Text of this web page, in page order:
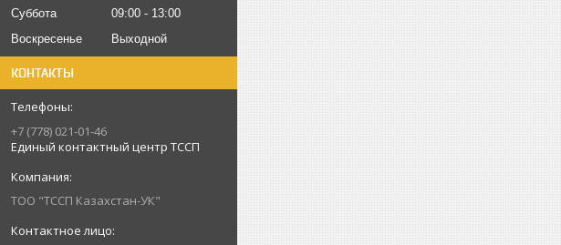
Суббота
09:00
13:00
Воскресенье
Выходной
КОНТАКТЫ
+7 (778) 021-01-46
Единый контактный центр ТССП
ТОО "ТССП Казахстан-УК"